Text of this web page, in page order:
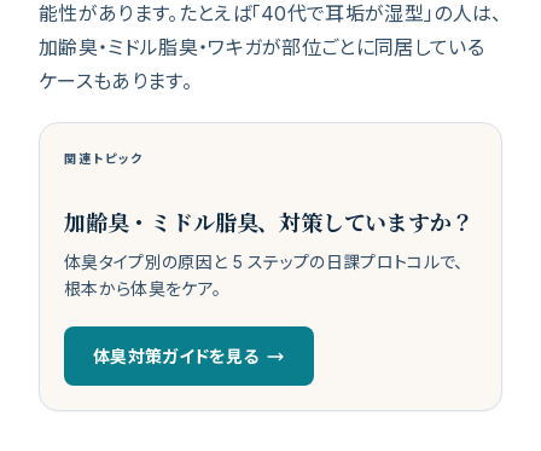
能性があります。たとえば「40代で耳垢が湿型」の人は、
加齢臭・ミドル脂臭・ワキガが部位ごとに同居している
ケースもあります。
関連トピック
加齢臭・ミドル脂臭、対策していますか？
体臭タイプ別の原因と 5 ステップの日課プロトコルで、
根本から体臭をケア。
体臭対策ガイドを見る